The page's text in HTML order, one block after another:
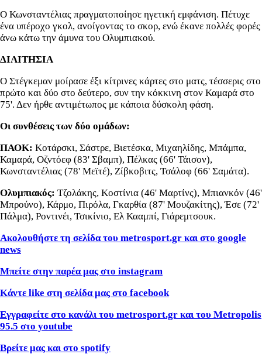
Ο Κωνσταντέλιας πραγματοποίησε ηγετική εμφάνιση. Πέτυχε
ένα υπέροχο γκολ, ανοίγοντας το σκορ, ενώ έκανε πολλές φορές
άνω κάτω την άμυνα του Ολυμπιακού.
ΔΙΑΙΤΗΣΙΑ
Ο Στέγκεμαν μοίρασε έξι κίτρινες κάρτες στο ματς, τέσσερις στο
πρώτο και δύο στο δεύτερο, συν την κόκκινη στον Καμαρά στο
75'. Δεν ήρθε αντιμέτωπος με κάποια δύσκολη φάση.
Οι συνθέσεις των δύο ομάδων:
ΠΑΟΚ: Κοτάρσκι, Σάστρε, Βιετέσκα, Μιχαηλίδης, Μπάμπα,
Καμαρά, Οζντόεφ (83' Σβαμπ), Πέλκας (66' Τάισον),
Κωνσταντέλιας (78' Μεϊτέ), Ζίβκοβιτς, Τσάλοφ (66' Σαμάτα).
Ολυμπιακός: Τζολάκης, Κοστίνια (46' Μαρτίνς), Μπιανκόν (46'
Μπρούνο), Κάρμο, Πιρόλα, Γκαρθία (87' Μουζακίτης), Έσε (72'
Πάλμα), Ροντινέι, Τσικίνιο, Ελ Κααμπί, Γιάρεμτσουκ.
Ακολουθήστε τη σελίδα του metrosport.gr και στο google
news
Μπείτε στην παρέα μας στο instagram
Κάντε like στη σελίδα μας στο facebook
Εγγραφείτε στο κανάλι του metrosport.gr και του Metropolis
95.5 στο youtube
Βρείτε μας και στο spotify